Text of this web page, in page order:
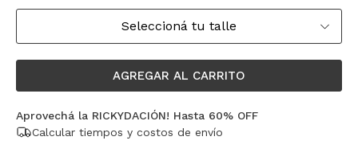
Seleccioná tu talle
AGREGAR AL CARRITO
Aprovechá la RICKYDACIÓN! Hasta 60% OFF
Calcular tiempos y costos de envío